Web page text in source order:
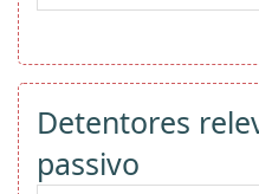
Detentores
passivo